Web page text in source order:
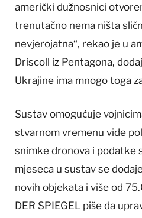
američki dužnosnici
trenutačno nema ništa
nevjerojatna“, rekao je u
Driscoll iz Pentagona,
Ukrajine ima mnogo toga
Sustav omogućuje
stvarnom vremenu vide
snimke dronova i podatke
mjeseca u sustav se
novih objekata i više od
DER SPIEGEL piše da